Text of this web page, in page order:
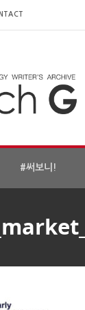
#써보니!